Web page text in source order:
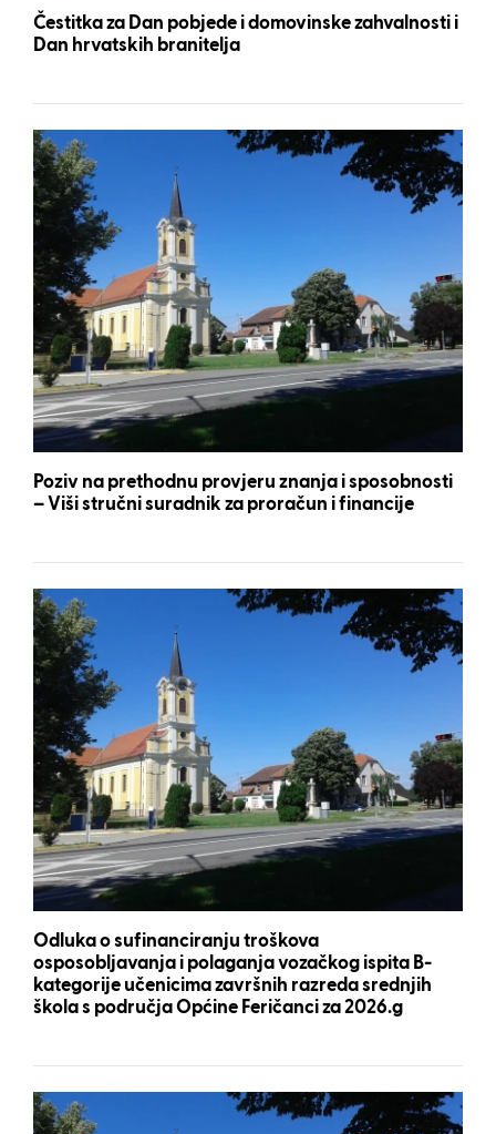
Čestitka za Dan pobjede i domovinske zahvalnosti i
Dan hrvatskih branitelja
Poziv na prethodnu provjeru znanja i sposobnosti
– Viši stručni suradnik za proračun i financije
Odluka o sufinanciranju troškova
osposobljavanja i polaganja vozačkog ispita B-
kategorije učenicima završnih razreda srednjih
škola s područja Općine Feričanci za 2026.g